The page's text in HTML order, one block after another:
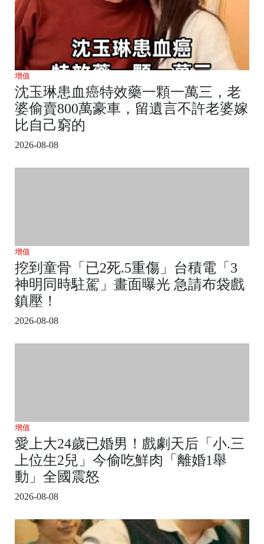
增值
沈玉琳患血癌特效藥一顆一萬三，老
婆偷賣800萬豪車，留遺言不許老婆嫁
比自己窮的
2026-08-08
增值
挖到童骨「已2死.5重傷」台積電「3
神明同時駐駕」畫面曝光 急請布袋戲
鎮壓！
2026-08-08
增值
愛上大24歲已婚男！戲劇天后「小.三
上位生2兒」今偷吃鮮肉「離婚1舉
動」全國震怒
2026-08-08